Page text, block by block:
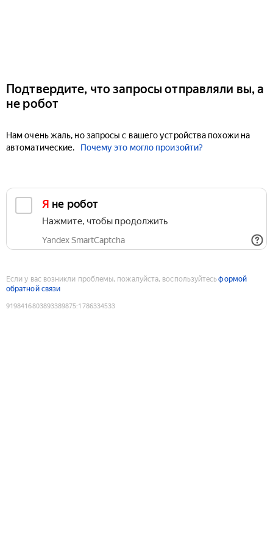
Подтвердите, что запросы отправляли вы, а
не робот
Нам очень жаль, но запросы с вашего устройства похожи на
автоматические.
Почему это могло произойти?
Я не робот
Нажмите, чтобы продолжить
Yandex SmartCaptcha
Если у вас возникли проблемы, пожалуйста, воспользуйтесьформой
обратной связи
9198416803893389875:1786334533